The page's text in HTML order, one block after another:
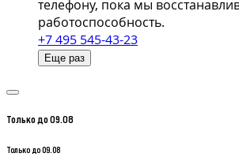
телефону, пока мы
работоспособность.
+7 495 545-43-23
Еще раз
Только до 09.08
Только до 09.08